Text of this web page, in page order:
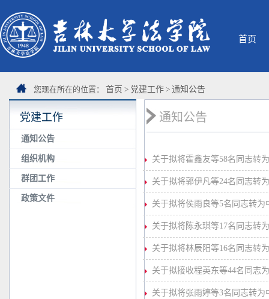
首页
您现在所在的位置： 首页 > 党建工作 > 通知公告
党建工作
通知公告
组织机构
群团工作
政策文件
通知公告
关于拟将霍鑫友等58名同志转
关于拟将郭伊凡等24名同志转
关于拟将侯雨良等5名同志转为
关于拟将陈永琪等17名同志转
关于拟将林辰阳等16名同志转
关于拟接收程英东等44名同志
关于拟将张雨婷等3名同志转为